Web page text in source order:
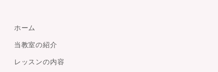
ホーム
当教室の紹介
レッスンの内容